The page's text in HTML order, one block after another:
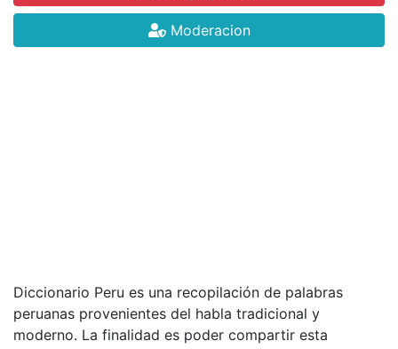
Moderacion
Diccionario Peru es una recopilación de palabras
peruanas provenientes del habla tradicional y
moderno. La finalidad es poder compartir esta